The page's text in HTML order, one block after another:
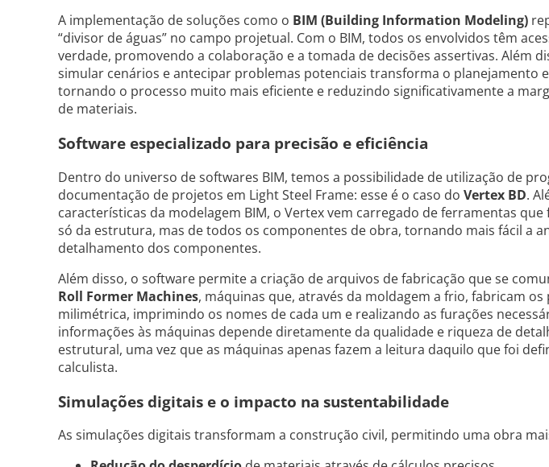
A implementação de soluções como o BIM (Building Information Modeling)
“divisor de águas” no campo projetual. Com o BIM, todos os envolvidos têm
verdade, promovendo a colaboração e a tomada de decisões assertivas. Além
simular cenários e antecipar problemas potenciais transforma o planejamento
tornando o processo muito mais eficiente e reduzindo significativamente a
de materiais.
Software especializado para precisão e eficiência
Dentro do universo de softwares BIM, temos a possibilidade de utilização de
documentação de projetos em Light Steel Frame: esse é o caso do Vertex BD.
características da modelagem BIM, o Vertex vem carregado de ferramentas
só da estrutura, mas de todos os componentes de obra, tornando mais fácil a
detalhamento dos componentes.
Além disso, o software permite a criação de arquivos de fabricação que se
Roll Former Machines, máquinas que, através da moldagem a frio, fabricam os
milimétrica, imprimindo os nomes de cada um e realizando as furações
informações às máquinas depende diretamente da qualidade e riqueza de
estrutural, uma vez que as máquinas apenas fazem a leitura daquilo que foi
calculista.
Simulações digitais e o impacto na sustentabilidade
As simulações digitais transformam a construção civil, permitindo uma obra